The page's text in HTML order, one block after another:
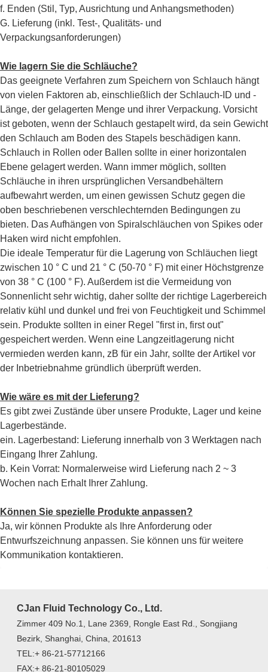
f. Enden (Stil, Typ, Ausrichtung und Anhangsmethoden)
G. Lieferung (inkl. Test-, Qualitäts- und
Verpackungsanforderungen)
Wie lagern Sie die Schläuche?
Das geeignete Verfahren zum Speichern von Schlauch hängt
von vielen Faktoren ab, einschließlich der Schlauch-ID und -
Länge, der gelagerten Menge und ihrer Verpackung. Vorsicht
ist geboten, wenn der Schlauch gestapelt wird, da sein Gewicht
den Schlauch am Boden des Stapels beschädigen kann.
Schlauch in Rollen oder Ballen sollte in einer horizontalen
Ebene gelagert werden. Wann immer möglich, sollten
Schläuche in ihren ursprünglichen Versandbehältern
aufbewahrt werden, um einen gewissen Schutz gegen die
oben beschriebenen verschlechternden Bedingungen zu
bieten. Das Aufhängen von Spiralschläuchen von Spikes oder
Haken wird nicht empfohlen.
Die ideale Temperatur für die Lagerung von Schläuchen liegt
zwischen 10 ° C und 21 ° C (50-70 ° F) mit einer Höchstgrenze
von 38 ° C (100 ° F). Außerdem ist die Vermeidung von
Sonnenlicht sehr wichtig, daher sollte der richtige Lagerbereich
relativ kühl und dunkel und frei von Feuchtigkeit und Schimmel
sein. Produkte sollten in einer Regel "first in, first out"
gespeichert werden. Wenn eine Langzeitlagerung nicht
vermieden werden kann, zB für ein Jahr, sollte der Artikel vor
der Inbetriebnahme gründlich überprüft werden.
Wie wäre es mit der Lieferung?
Es gibt zwei Zustände über unsere Produkte, Lager und keine
Lagerbestände.
ein. Lagerbestand: Lieferung innerhalb von 3 Werktagen nach
Eingang Ihrer Zahlung.
b. Kein Vorrat: Normalerweise wird Lieferung nach 2 ~ 3
Wochen nach Erhalt Ihrer Zahlung.
Können Sie spezielle Produkte anpassen?
Ja, wir können Produkte als Ihre Anforderung oder
Entwurfszeichnung anpassen. Sie können uns für weitere
Kommunikation kontaktieren.
CJan Fluid Technology Co., Ltd.
Zimmer 409 No.1, Lane 2369, Rongle East Rd., Songjiang
Bezirk, Shanghai, China, 201613
TEL:+ 86-21-57712166
FAX:+ 86-21-80105029